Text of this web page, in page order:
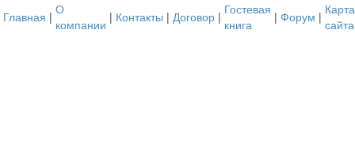
Главная | О
компании | Контакты | Договор | Гостевая
книга
| Форум | Карта
сайта